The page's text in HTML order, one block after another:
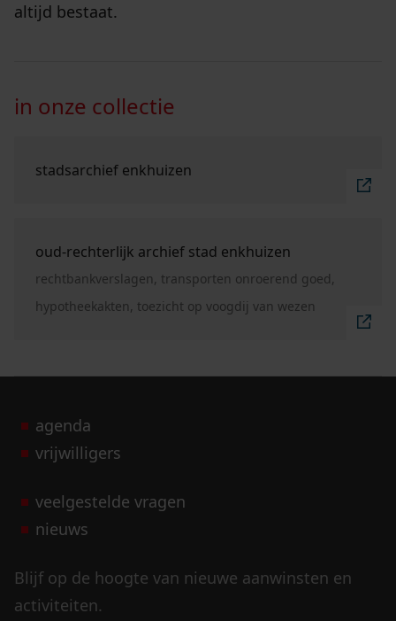
altijd bestaat.
in onze collectie
stadsarchief enkhuizen
oud-rechterlijk archief stad enkhuizen
rechtbankverslagen, transporten onroerend goed,
hypotheekakten, toezicht op voogdij van wezen
agenda
vrijwilligers
veelgestelde vragen
nieuws
Blijf op de hoogte van nieuwe aanwinsten en
activiteiten.